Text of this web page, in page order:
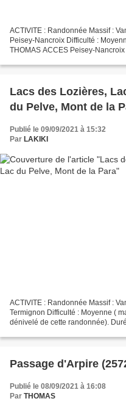
ACTIVITE : Randonnée Massif :
Peisey-Nancroix Difficulté :
THOMAS ACCES Peisey-
Lacs des Lozières,
du Pelve, Mont de la
Publié le 09/09/2021 à 15:32
Par LAKIKI
ACTIVITE : Randonnée Massif :
Termignon Difficulté : Moyenne (
dénivelé de cette randonnée).
Passage d'Arpire
Publié le 08/09/2021 à 16:08
Par THOMAS